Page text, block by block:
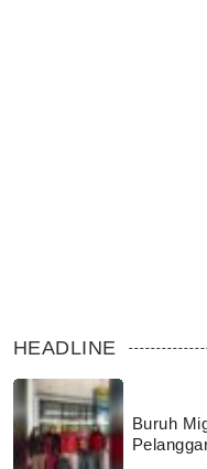
HEADLINE
Buruh